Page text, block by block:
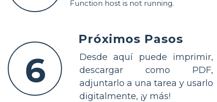
Function host is not running.
6
Próximos Pasos
Desde aquí puede imprimir,
descargar como PDF,
adjuntarlo a una tarea y usarlo
digitalmente, ¡y más!